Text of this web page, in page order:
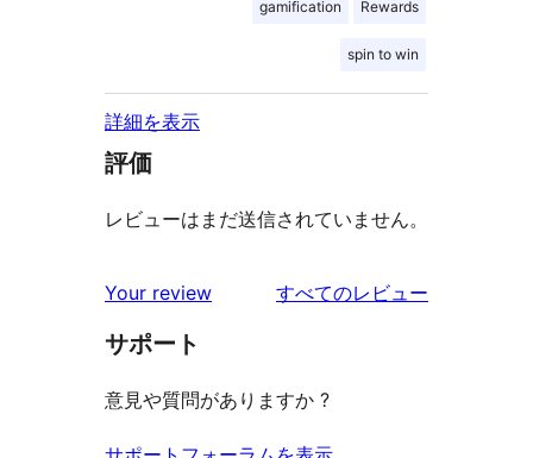
gamification Rewards
spin to win
詳細を表示
評価
レビューはまだ送信されていません。
Your review すべてのレビュー
サポート
意見や質問がありますか ?